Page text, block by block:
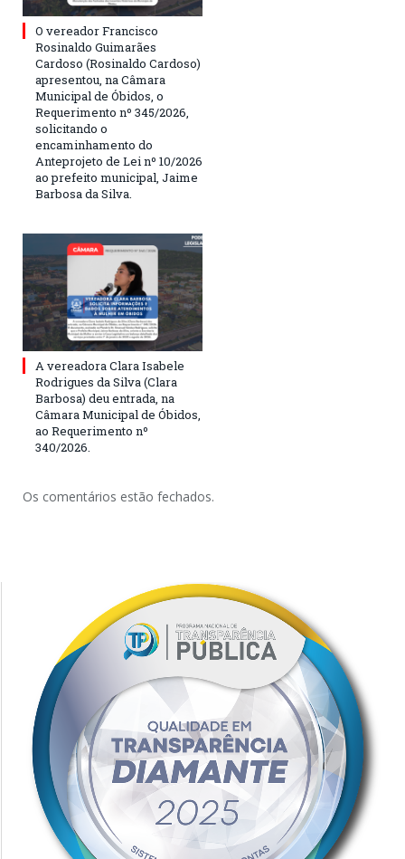
O vereador Francisco
Rosinaldo Guimarães
Cardoso (Rosinaldo Cardoso)
apresentou, na Câmara
Municipal de Óbidos, o
Requerimento nº 345/2026,
solicitando o
encaminhamento do
Anteprojeto de Lei nº 10/2026
ao prefeito municipal, Jaime
Barbosa da Silva.
A vereadora Clara Isabele
Rodrigues da Silva (Clara
Barbosa) deu entrada, na
Câmara Municipal de Óbidos,
ao Requerimento nº
340/2026.
Os comentários estão fechados.